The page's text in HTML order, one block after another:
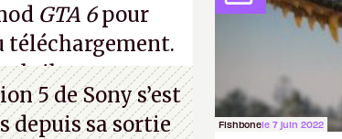
GTA 6pour
téléchargement.
bribes surcette
5 de Sony s’est
depuis sa sortie
Fishbonele 7 juin 2022